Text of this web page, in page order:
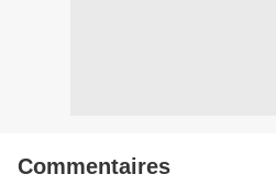
Commentaires